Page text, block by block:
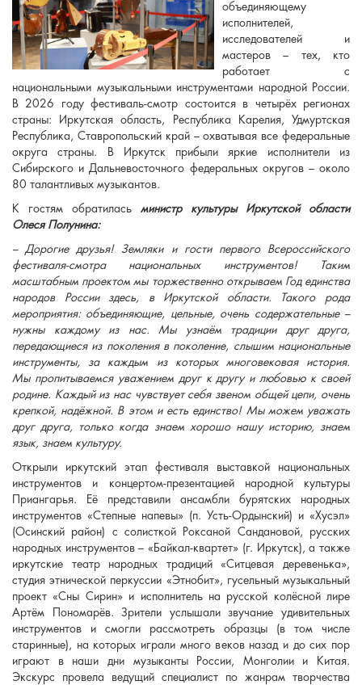
объединяющему
исполнителей,
исследователей и
мастеров – тех, кто
работает с
национальными музыкальными инструментами народной России.
В 2026 году фестиваль-смотр состоится в четырёх регионах
страны: Иркутская область, Республика Карелия, Удмуртская
Республика, Ставропольский край – охватывая все федеральные
округа страны. В Иркутск прибыли яркие исполнители из
Сибирского и Дальневосточного федеральных округов – около
80 талантливых музыкантов.
К гостям обратилась министр культуры Иркутской области
Олеся Полунина:
– Дорогие друзья! Земляки и гости первого Всероссийского
фестиваля-смотра национальных инструментов!
Таким
масштабным проектом мы торжественно открываем Год единства
народов России здесь, в Иркутской области. Такого рода
мероприятия: объединяющие, цельные, очень содержательные –
нужны каждому из нас. Мы узнаём традиции друг друга,
передающиеся из поколения в поколение, слышим национальные
инструменты, за каждым из которых многовековая история.
Мы пропитываемся уважением друг к другу и любовью к своей
родине. Каждый из нас чувствует себя звеном общей цепи, очень
крепкой, надёжной. В этом и есть единство! Мы можем уважать
друг друга, только когда знаем хорошо нашу историю, знаем
язык, знаем культуру.
Открыли иркутский этап фестиваля выставкой национальных
инструментов и концертом-презентацией народной культуры
Приангарья. Её представили ансамбли бурятских народных
инструментов «Степные напевы» (п. Усть-Ордынский) и «Хусэл»
(Осинский район) с солисткой Роксаной Сандановой, русских
народных инструментов – «Байкал-квартет» (г. Иркутск), а также
иркутские театр народных традиций «Ситцевая деревенька»,
студия этнической перкуссии «Этнобит», гусельный музыкальный
проект «Сны Сирин» и исполнитель на русской колёсной лире
Артём Пономарёв. Зрители услышали звучание удивительных
инструментов и смогли рассмотреть образцы (в том числе
старинные), на которых играли много веков назад и до сих пор
играют в наши дни музыканты России, Монголии и Китая.
Экскурс провела ведущий специалист по жанрам творчества